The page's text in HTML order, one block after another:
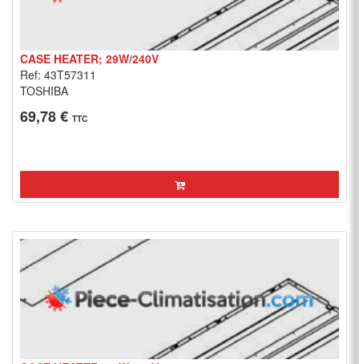
CASE HEATER; 29W/240V
Ref: 43T57311
TOSHIBA
69,78 € TTC